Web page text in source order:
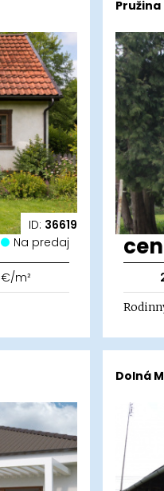
ID: 36619
Na predaj
€/m²
Pružina
Dolná